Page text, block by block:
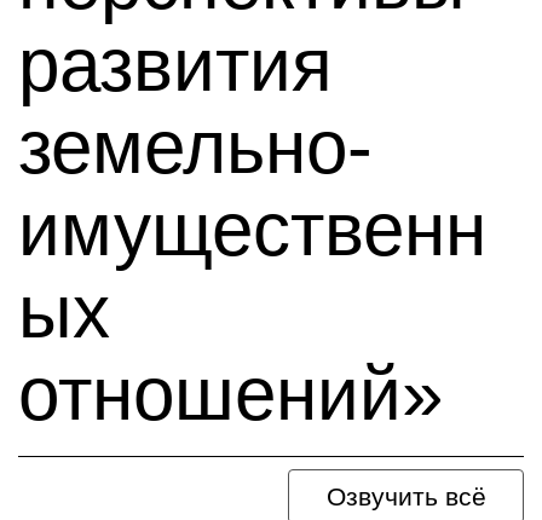
развития
земельно-
имущественн
ых
отношений»
Озвучить всё